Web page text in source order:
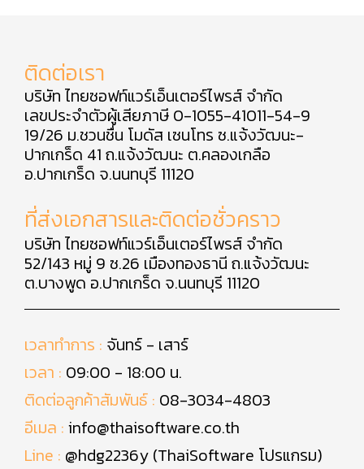
ติดต่อเรา
บริษัท ไทยซอฟท์แวร์เอ็นเตอร์ไพรส์ จำกัด
เลขประจำตัวผู้เสียภาษี 0-1055-41011-54-9
19/26 ม.ชวนชื่น โมดัส เซนโทร ซ.แจ้งวัฒนะ-
ปากเกร็ด 41 ถ.แจ้งวัฒนะ ต.คลองเกลือ
อ.ปากเกร็ด จ.นนทบุรี 11120
ที่ส่งเอกสารและติดต่อชั่วคราว
บริษัท ไทยซอฟท์แวร์เอ็นเตอร์ไพรส์ จำกัด
52/143 หมู่ 9 ซ.26 เมืองทองธานี ถ.แจ้งวัฒนะ
ต.บางพูด อ.ปากเกร็ด จ.นนทบุรี 11120
เวลาทำการ : จันทร์ - เสาร์
เวลา : 09:00 - 18:00 น.
ติดต่อลูกค้าสัมพันธ์ : 08-3034-4803
อีเมล : info@thaisoftware.co.th
Line : @hdg2236y (ThaiSoftware โปรแกรม)